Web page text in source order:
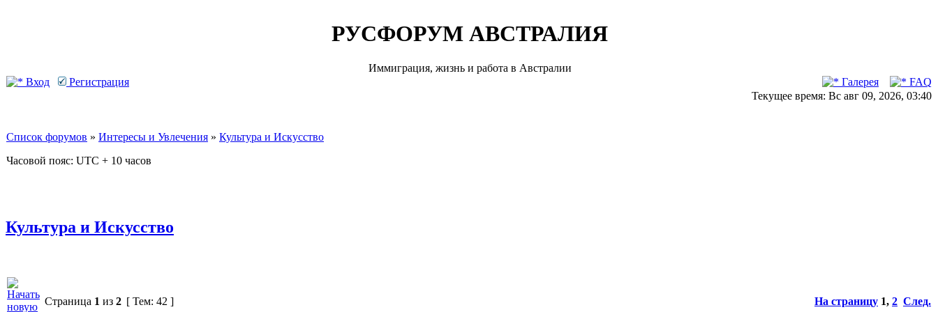
РУСФОРУМ АВСТРАЛИЯ
Иммиграция, жизнь и работа в Австралии
Вход
Регистрация Галерея
FAQ
Текущее время: Вс авг 09, 2026, 03:40
Список форумов » Интересы и Увлечения » Культура и Искусство
Часовой пояс: UTC + 10 часов
Культура и Искусство
Страница 1 из 2 [ Тем: 42 ] На страницу 1, 2 След.